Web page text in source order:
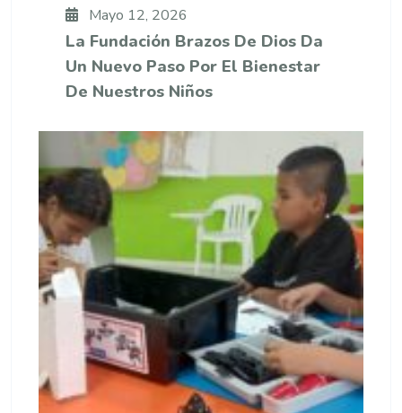
Mayo 12, 2026
La Fundación Brazos De Dios Da
Un Nuevo Paso Por El Bienestar
De Nuestros Niños